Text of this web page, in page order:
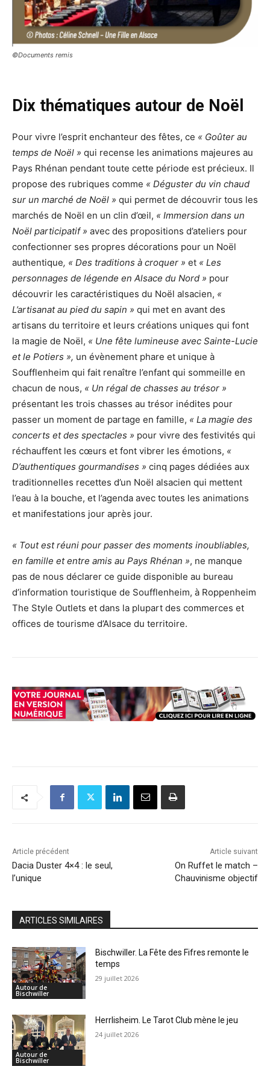
©Documents remis
Dix thématiques autour de Noël
Pour vivre l’esprit enchanteur des fêtes, ce « Goûter au
temps de Noël » qui recense les animations majeures au
Pays Rhénan pendant toute cette période est précieux. Il
propose des rubriques comme « Déguster du vin chaud
sur un marché de Noël » qui permet de découvrir tous les
marchés de Noël en un clin d’œil, « Immersion dans un
Noël participatif » avec des propositions d’ateliers pour
confectionner ses propres décorations pour un Noël
authentique, « Des traditions à croquer » et « Les
personnages de légende en Alsace du Nord » pour
découvrir les caractéristiques du Noël alsacien, «
L’artisanat au pied du sapin » qui met en avant des
artisans du territoire et leurs créations uniques qui font
la magie de Noël, « Une fête lumineuse avec Sainte-Lucie
et le Potiers », un évènement phare et unique à
Soufflenheim qui fait renaître l’enfant qui sommeille en
chacun de nous, « Un régal de chasses au trésor »
présentant les trois chasses au trésor inédites pour
passer un moment de partage en famille, « La magie des
concerts et des spectacles » pour vivre des festivités qui
réchauffent les cœurs et font vibrer les émotions, «
D’authentiques gourmandises » cinq pages dédiées aux
traditionnelles recettes d’un Noël alsacien qui mettent
l’eau à la bouche, et l’agenda avec toutes les animations
et manifestations jour après jour.
« Tout est réuni pour passer des moments inoubliables,
en famille et entre amis au Pays Rhénan », ne manque
pas de nous déclarer ce guide disponible au bureau
d’information touristique de Soufflenheim, à Roppenheim
The Style Outlets et dans la plupart des commerces et
offices de tourisme d’Alsace du territoire.
Article précédent
Dacia Duster 4×4 : le seul,
l’unique
Article suivant
On Ruffet le match –
Chauvinisme objectif
ARTICLES SIMILAIRES
Autour de
Bischwiller
Bischwiller. La Fête des Fifres remonte le
temps
29 juillet 2026
Autour de
Bischwiller
Herrlisheim. Le Tarot Club mène le jeu
24 juillet 2026